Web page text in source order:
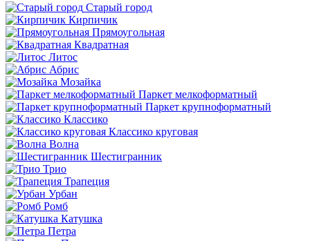
Старый город
Кирпичик
Прямоугольная
Квадратная
Литос
Абрис
Мозайка
Паркет мелкоформатный
Паркет крупноформатный
Классико
Классико круговая
Волна
Шестигранник
Трио
Трапеция
Урбан
Ромб
Катушка
Петра